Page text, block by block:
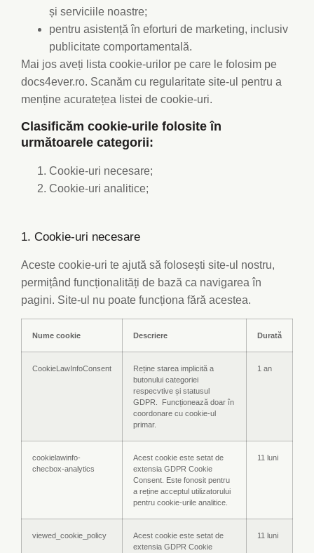
și serviciile noastre;
pentru asistență în eforturi de marketing, inclusiv
publicitate comportamentală.
Mai jos aveți lista cookie-urilor pe care le folosim pe
docs4ever.ro. Scanăm cu regularitate site-ul pentru a
menține acuratețea listei de cookie-uri.
Clasificăm cookie-urile folosite în
următoarele categorii:
Cookie-uri necesare;
Cookie-uri analitice;
1. Cookie-uri necesare
Aceste cookie-uri te ajută să folosești site-ul nostru,
permițând funcționalități de bază ca navigarea în
pagini. Site-ul nu poate funcționa fără acestea.
Nume cookie Descriere Durată
CookieLawInfoConsent
Reține starea implicită a
butonului categoriei
respecvtive și statusul
GDPR. Funcționează doar în
coordonare cu cookie-ul
primar.
1 an
cookielawinfo-
checbox-analytics
Acest cookie este setat de
extensia GDPR Cookie
Consent. Este fonosit pentru
a reține acceptul utilizatorului
pentru cookie-urile analitice.
11 luni
viewed_cookie_policy
Acest cookie este setat de
extensia GDPR Cookie
11 luni